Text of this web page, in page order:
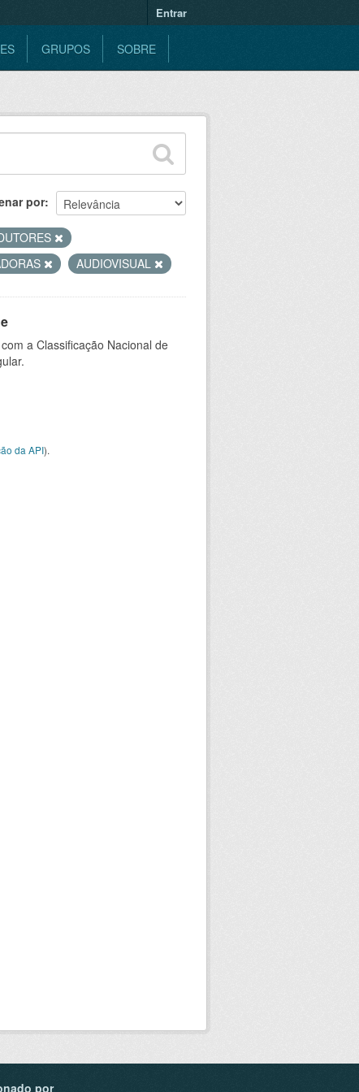
Entrar
GRUPOS SOBRE
por
AUDIOVISUAL
a Classificação Nacional de
da API).
por